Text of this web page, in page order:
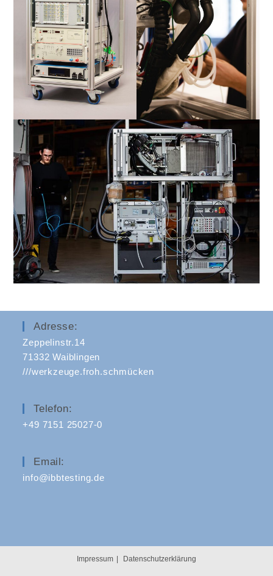
Adresse:
Zeppelinstr.14
71332 Waiblingen
///werkzeuge.froh.schmücken
Telefon:
+49 7151 25027-0
Email:
info@ibbtesting.de
Impressum Datenschutzerklärung